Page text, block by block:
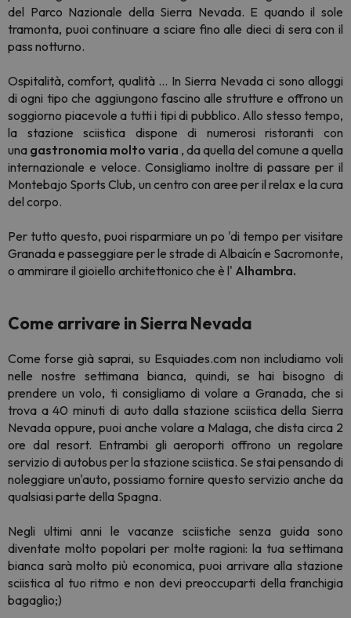
del Parco Nazionale della Sierra Nevada. E quando il sole
tramonta, puoi continuare a sciare fino alle dieci di sera con il
pass notturno.
Ospitalità, comfort, qualità ... In Sierra Nevada ci sono alloggi
di ogni tipo che aggiungono fascino alle strutture e offrono un
soggiorno piacevole a tutti i tipi di pubblico. Allo stesso tempo,
la stazione sciistica dispone di numerosi ristoranti con
una gastronomia molto varia , da quella del comune a quella
internazionale e veloce. Consigliamo inoltre di passare per il
Montebajo Sports Club, un centro con aree per il relax e la cura
del corpo.
Per tutto questo, puoi risparmiare un po 'di tempo per visitare
Granada e passeggiare per le strade di Albaicín e Sacromonte,
o ammirare il gioiello architettonico che è l' Alhambra.
Come arrivare in Sierra Nevada
Come forse già saprai, su Esquiades.com non includiamo voli
nelle nostre settimana bianca, quindi, se hai bisogno di
prendere un volo, ti consigliamo di volare a Granada, che si
trova a 40 minuti di auto dalla stazione sciistica della Sierra
Nevada oppure, puoi anche volare a Malaga, che dista circa 2
ore dal resort. Entrambi gli aeroporti offrono un regolare
servizio di autobus per la stazione sciistica. Se stai pensando di
noleggiare un'auto, possiamo fornire questo servizio anche da
qualsiasi parte della Spagna.
Negli ultimi anni le vacanze sciistiche senza guida sono
diventate molto popolari per molte ragioni: la tua settimana
bianca sarà molto più economica, puoi arrivare alla stazione
sciistica al tuo ritmo e non devi preoccuparti della franchigia
bagaglio;)